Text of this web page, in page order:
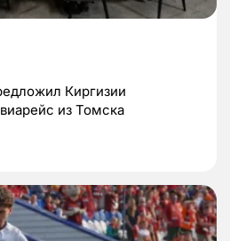
Киргизии
из Томска